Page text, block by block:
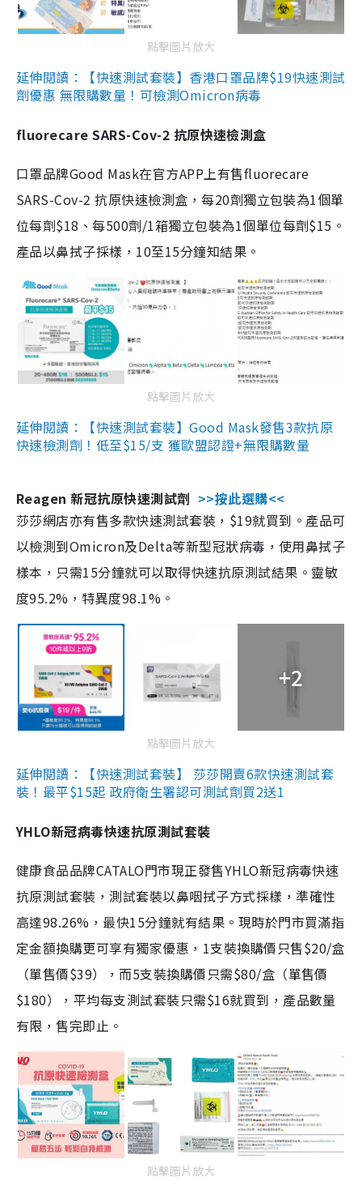
點擊圖片放大
延伸閱讀：【快速測試套裝】香港口罩品牌$19快速測試
劑優惠 無限購數量！可檢測Omicron病毒
fluorecare SARS-Cov-2 抗原快速檢測盒
口罩品牌Good Mask在官方APP上有售fluorecare
SARS-Cov-2 抗原快速檢測盒，每20劑獨立包裝為1個單
位每劑$18、每500劑/1箱獨立包裝為1個單位每劑$15。
產品以鼻拭子採樣，10至15分鐘知結果。
點擊圖片放大
延伸閱讀：【快速測試套裝】Good Mask發售3款抗原
快速檢測劑！低至$15/支 獲歐盟認證+無限購數量
Reagen 新冠抗原快速測試劑 >>按此選購<<
莎莎網店亦有售多款快速測試套裝，$19就買到。產品可
以檢測到Omicron及Delta等新型冠狀病毒，使用鼻拭子
樣本，只需15分鐘就可以取得快速抗原測試結果。靈敏
度95.2%，特異度98.1%。
+2
點擊圖片放大
延伸閱讀：【快速測試套裝】 莎莎開賣6款快速測試套
裝！最平$15起 政府衛生署認可測試劑買2送1
YHLO新冠病毒快速抗原測試套裝
健康食品品牌CATALO門市現正發售YHLO新冠病毒快速
抗原測試套裝，測試套裝以鼻咽拭子方式採樣，準確性
高達98.26%，最快15分鐘就有結果。現時於門市買滿指
定金額換購更可享有獨家優惠，1支裝換購價只售$20/盒
（單售價$39），而5支裝換購價只需$80/盒（單售價
$180），平均每支測試套裝只需$16就買到，產品數量
有限，售完即止。
點擊圖片放大